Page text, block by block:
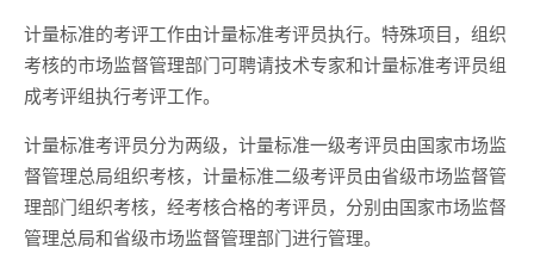
计量标准的考评工作由计量标准考评员执行。特殊项目，组织
考核的市场监督管理部门可聘请技术专家和计量标准考评员组
成考评组执行考评工作。
计量标准考评员分为两级，计量标准一级考评员由国家市场监
督管理总局组织考核，计量标准二级考评员由省级市场监督管
理部门组织考核，经考核合格的考评员，分别由国家市场监督
管理总局和省级市场监督管理部门进行管理。